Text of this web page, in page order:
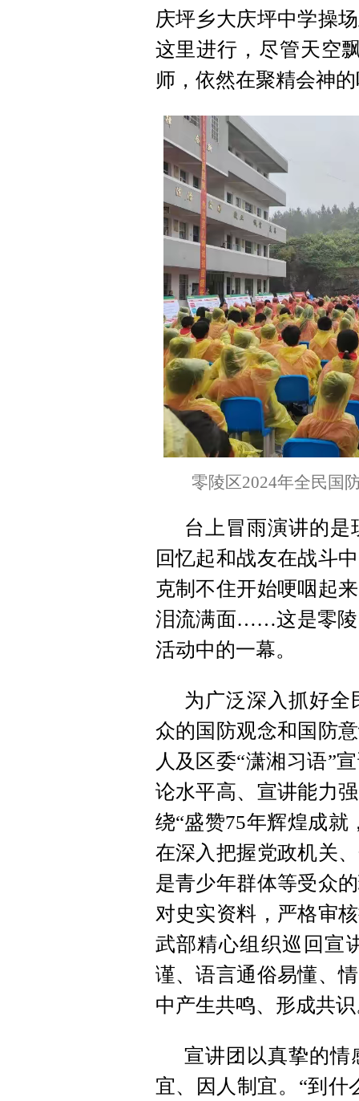
庆坪乡大庆坪中学操
这里进行，尽管天空
师，依然在聚精会神
零陵区2024年全民国
台上冒雨演讲的是
回忆起和战友在战斗
克制不住开始哽咽起
泪流满面……这是零陵
活动中的一幕。
为广泛深入抓好
众的国防观念和国防
人及区委“潇湘习语”
论水平高、宣讲能力
绕“盛赞75年辉煌成就
在深入把握党政机关
是青少年群体等受众
对史实资料，严格审
武部精心组织巡回宣
谨、语言通俗易懂、
中产生共鸣、形成共
宣讲团以真挚的情
宜、因人制宜。“到什